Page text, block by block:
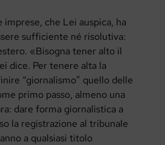
imprese, che Lei auspica, ha
sufficiente né risolutiva:
«Bisogna tener alto il
dice. Per tenere alta la
“giornalismo” quello delle
primo passo, almeno una
dare forma giornalistica a
la registrazione al tribunale
a qualsiasi titolo